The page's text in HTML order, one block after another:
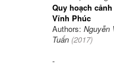
Quy hoạch
Vĩnh Phúc
Authors: Nguyễn
Tuấn (2017)
-